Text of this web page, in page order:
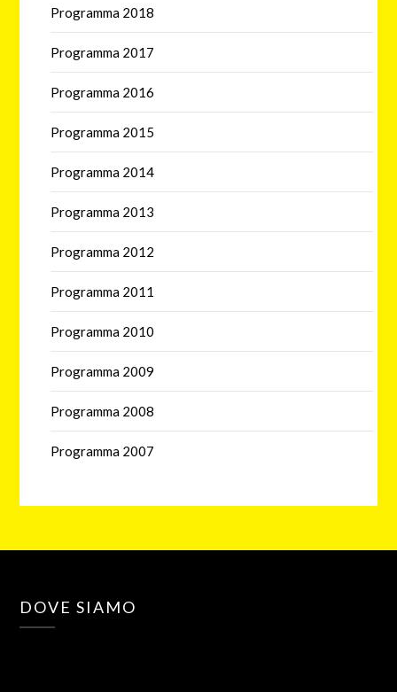
Programma 2018
Programma 2017
Programma 2016
Programma 2015
Programma 2014
Programma 2013
Programma 2012
Programma 2011
Programma 2010
Programma 2009
Programma 2008
Programma 2007
DOVE SIAMO